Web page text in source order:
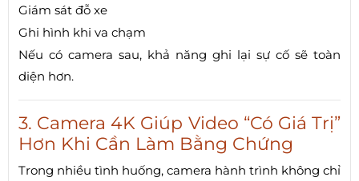
Giám sát đỗ xe
Ghi hình khi va chạm
Nếu có camera sau, khả năng ghi lại sự cố sẽ toàn
diện hơn.
3. Camera 4K Giúp Video “Có Giá Trị”
Hơn Khi Cần Làm Bằng Chứng
Trong nhiều tình huống, camera hành trình không chỉ